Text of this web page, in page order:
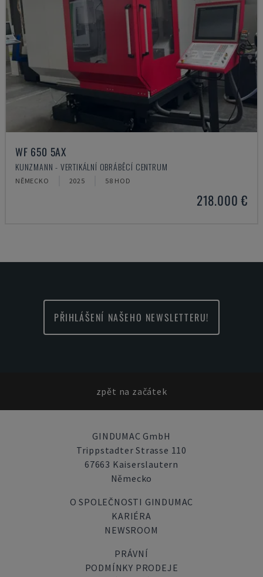
WF 650 5AX
KUNZMANN - VERTIKÁLNÍ OBRÁBĚCÍ CENTRUM
NĚMECKO 2025 58 HOD
218.000 €
PŘIHLÁŠENÍ NAŠEHO NEWSLETTERU!
zpět na začátek
GINDUMAC GmbH
Trippstadter Strasse 110
67663 Kaiserslautern
Německo
O SPOLEČNOSTI GINDUMAC
KARIÉRA
NEWSROOM
PRÁVNÍ
PODMÍNKY PRODEJE